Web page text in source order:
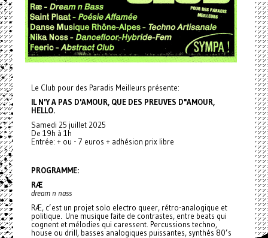
Le Club pour des Paradis Meilleurs présente:
IL N'Y A PAS D'AMOUR, QUE DES PREUVES D"AMOUR,
HELLO.
Samedi 25 juillet 2025
De 19h à 1h
Entrée: + ou - 7 euros + adhésion prix libre
PROGRAMME:
RÆ
dream n nass
RÆ, c’est un projet solo electro queer, rétro-analogique et
politique. Une musique faite de contrastes, entre beats qui
cognent et mélodies qui caressent. Percussions techno,
house ou drill, basses analogiques puissantes, synthés 80’s